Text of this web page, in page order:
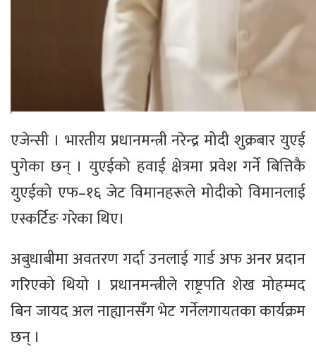
एजेन्सी । भारतीय प्रधानमन्त्री नरेन्द्र मोदी शुक्रबार युएई
पुगेका छन् । युएईको हवाई क्षेत्रमा प्रवेश गर्ने बित्तिकै
युएईको एफ–१६ जेट विमानहरूले मोदीको विमानलाई
एस्कर्टिङ गरेका थिए।
अबुधाबीमा अवतरण गर्दा उनलाई गार्ड अफ अनर प्रदान
गरिएको थियो । प्रधानमन्त्रीले राष्ट्रपति शेख मोहम्मद
बिन जायद अल नाह्यानसँग भेट गर्नेलगायतका कार्यक्रम
छन् ।